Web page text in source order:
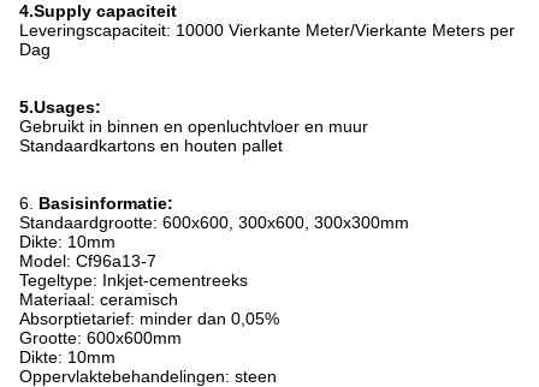
4.Supply capaciteit
Leveringscapaciteit: 10000 Vierkante Meter/Vierkante Meters per
Dag
5.Usages:
Gebruikt in binnen en openluchtvloer en muur
Standaardkartons en houten pallet
6. Basisinformatie:
Standaardgrootte: 600x600, 300x600, 300x300mm
Dikte: 10mm
Model: Cf96a13-7
Tegeltype: Inkjet-cementreeks
Materiaal: ceramisch
Absorptietarief: minder dan 0,05%
Grootte: 600x600mm
Dikte: 10mm
Oppervlaktebehandelingen: steen